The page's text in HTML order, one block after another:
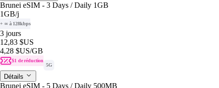
Brunei eSIM - 3 Days / Daily 1GB
1GB/j
+ ∞ à 128kbps
3 jours
12,83 $US
4,28 $US/GB
$1 de réduction
5G
Détails
Brunei eSIM - 5 Days / Daily 500MB